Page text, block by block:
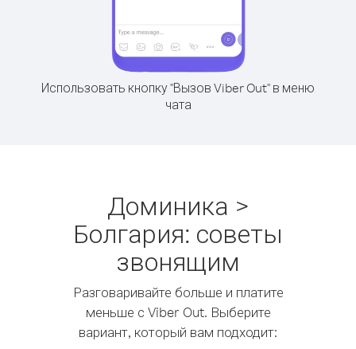
Использовать кнопку "Вызов Viber Out" в меню
чата
Доминика >
Болгария: советы
звонящим
Разговаривайте больше и платите
меньше с Viber Out. Выберите
вариант, который вам подходит: